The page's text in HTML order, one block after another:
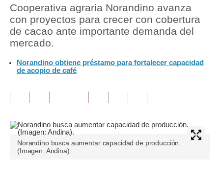
Política
Tu Dinero
Finanzas Personales
Inmobiliarias
Opinión
Editorial
Pregunta de hoy
Cooperativa agraria Norandino avanza
con proyectos para crecer con cobertura
de cacao ante importante demanda del
mercado.
Norandino obtiene préstamo para fortalecer capacidad
de acopio de café
Norandino busca aumentar capacidad de producción.
(Imagen: Andina).